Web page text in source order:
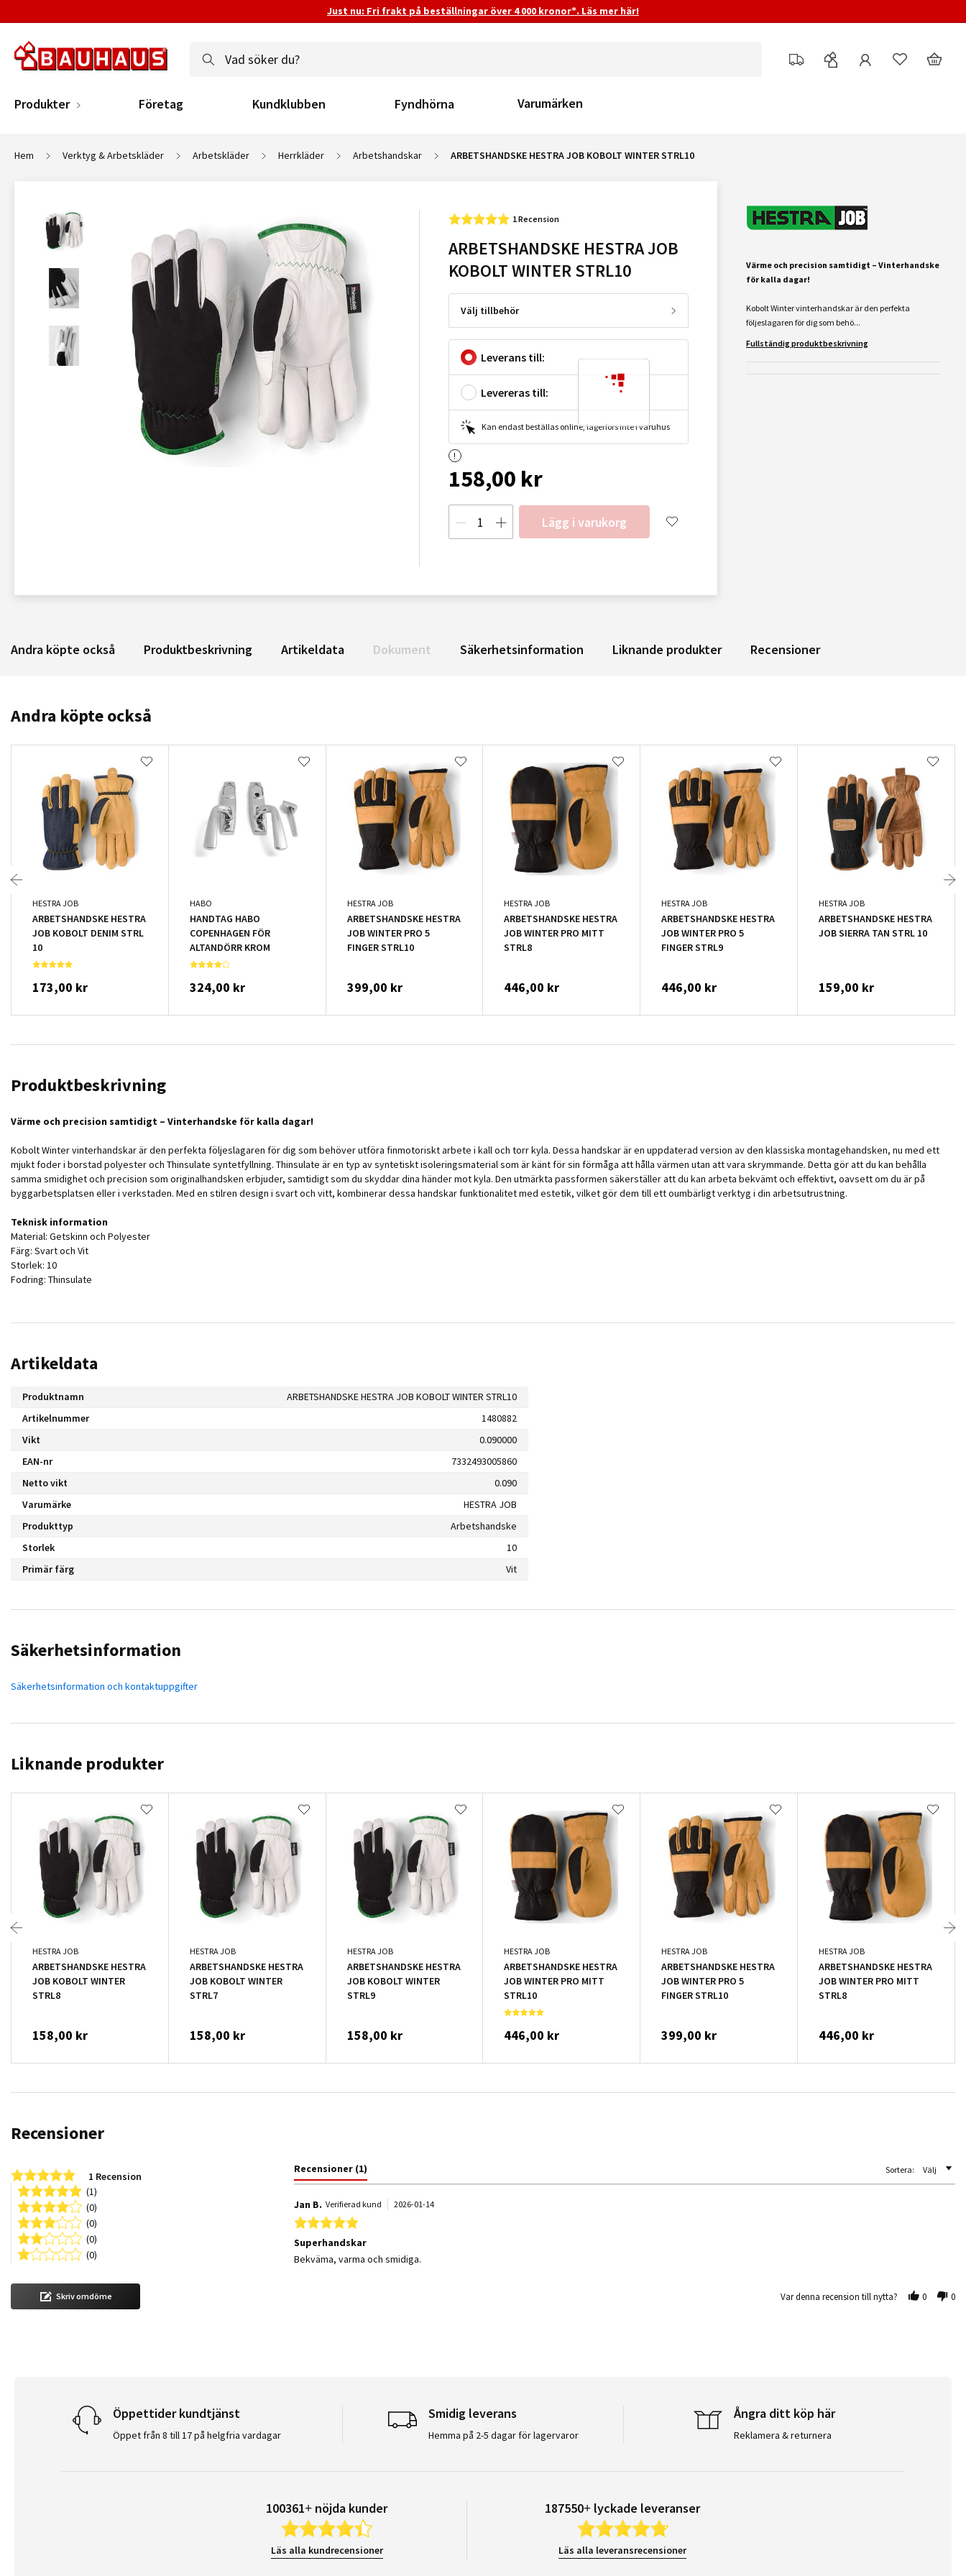
Just nu: Fri frakt på beställningar över 4 000 kronor*. Läs mer här!
Produkter Företag Kundklubben Fyndhörna Varumärken
Hem Verktyg & Arbetskläder Arbetskläder Herrkläder Arbetshandskar ARBETSHANDSKE HESTRA JOB KOBOLT WINTER STRL10
1 Recension
ARBETSHANDSKE HESTRA JOB
KOBOLT WINTER STRL10
Välj tillbehör
Leverans till:
Levereras till:
Kan endast beställas online, lagerförs inte i varuhus
158,00 kr
Lägg i varukorg
Värme och precision samtidigt – Vinterhandske
för kalla dagar!
Kobolt Winter vinterhandskar är den perfekta
följeslagaren för dig som behö...
Fullständig produktbeskrivning
Andra köpte också Produktbeskrivning Artikeldata Dokument Säkerhetsinformation Liknande produkter Recensioner
Andra köpte också
HESTRA JOB
ARBETSHANDSKE HESTRA
JOB KOBOLT DENIM STRL
10
173,00 kr
HABO
HANDTAG HABO
COPENHAGEN FÖR
ALTANDÖRR KROM
324,00 kr
HESTRA JOB
ARBETSHANDSKE HESTRA
JOB WINTER PRO 5
FINGER STRL10
399,00 kr
HESTRA JOB
ARBETSHANDSKE HESTRA
JOB WINTER PRO MITT
STRL8
446,00 kr
HESTRA JOB
ARBETSHANDSKE HESTRA
JOB WINTER PRO 5
FINGER STRL9
446,00 kr
HESTRA JOB
ARBETSHANDSKE HESTRA
JOB SIERRA TAN STRL 10
159,00 kr
Produktbeskrivning
Värme och precision samtidigt – Vinterhandske för kalla dagar!
Kobolt Winter vinterhandskar är den perfekta följeslagaren för dig som behöver utföra finmotoriskt arbete i kall och torr kyla. Dessa handskar är en uppdaterad version av den klassiska montagehandsken, nu med ett
mjukt foder i borstad polyester och Thinsulate syntetfyllning. Thinsulate är en typ av syntetiskt isoleringsmaterial som är känt för sin förmåga att hålla värmen utan att vara skrymmande. Detta gör att du kan behålla
samma smidighet och precision som originalhandsken erbjuder, samtidigt som du skyddar dina händer mot kyla. Den utmärkta passformen säkerställer att du kan arbeta bekvämt och effektivt, oavsett om du är på
byggarbetsplatsen eller i verkstaden. Med en stilren design i svart och vitt, kombinerar dessa handskar funktionalitet med estetik, vilket gör dem till ett oumbärligt verktyg i din arbetsutrustning.
Teknisk information
Material: Getskinn och Polyester
Färg: Svart och Vit
Storlek: 10
Fodring: Thinsulate
Artikeldata
Produktnamn
ARBETSHANDSKE HESTRA JOB KOBOLT WINTER STRL10
Artikelnummer
1480882
Vikt
0.090000
EAN-nr
7332493005860
Netto vikt
0.090
Varumärke
HESTRA JOB
Produkttyp
Arbetshandske
Storlek
10
Primär färg
Vit
Säkerhetsinformation
Säkerhetsinformation och kontaktuppgifter
Liknande produkter
HESTRA JOB
ARBETSHANDSKE HESTRA
JOB KOBOLT WINTER
STRL8
158,00 kr
HESTRA JOB
ARBETSHANDSKE HESTRA
JOB KOBOLT WINTER
STRL7
158,00 kr
HESTRA JOB
ARBETSHANDSKE HESTRA
JOB KOBOLT WINTER
STRL9
158,00 kr
HESTRA JOB
ARBETSHANDSKE HESTRA
JOB WINTER PRO MITT
STRL10
446,00 kr
HESTRA JOB
ARBETSHANDSKE HESTRA
JOB WINTER PRO 5
FINGER STRL10
399,00 kr
HESTRA JOB
ARBETSHANDSKE HESTRA
JOB WINTER PRO MITT
STRL8
446,00 kr
Recensioner
5.0 star rating
1 Recension
(1)
(0)
(0)
(0)
(0)
Skriv omdöme
Recensioner (1) Sortera: Välj
Jan B. Verifierad kund
5.0 star rating
2026-01-14
Superhandskar
Review by Jan B. on 14 Jan 2026
review stating Superhandskar
Bekväma, varma och smidiga.
Var denna recension till nytta? 0 0
Öppettider kundtjänst
Öppet från 8 till 17 på helgfria vardagar
Smidig leverans
Hemma på 2-5 dagar för lagervaror
Ångra ditt köp här
Reklamera & returnera
100361+ nöjda kunder
Läs alla kundrecensioner
187550+ lyckade leveranser
Läs alla leveransrecensioner